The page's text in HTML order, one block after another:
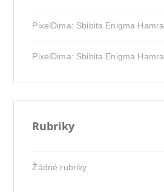
PixelDima: Sbibita Enigma Hamra
PixelDima: Sbibita Enigma Hamra
Rubriky
Žádné rubriky